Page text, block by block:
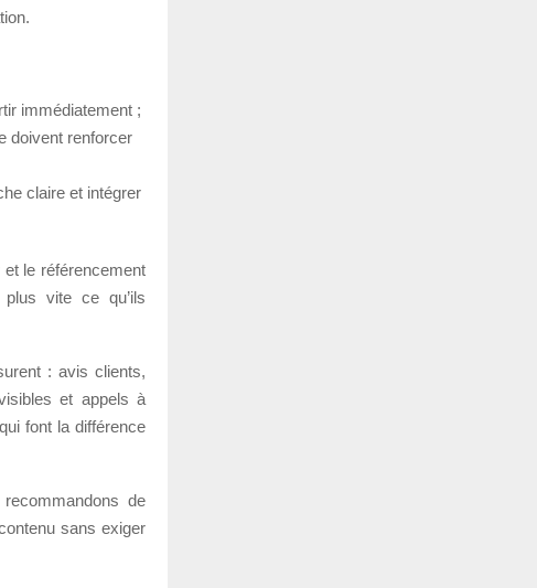
immédiatement ;
doivent renforcer
claire et intégrer
le référencement
vite ce qu’ils
: avis clients,
et appels à
font la différence
de
sans exiger